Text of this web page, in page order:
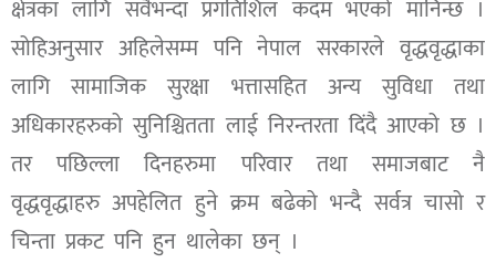
क्षेत्रका लागि सवैभन्दा प्रगतिशिल कदम भएको मानिन्छ ।
सोहिअनुसार अहिलेसम्म पनि नेपाल सरकारले वृद्धवृद्धाका
लागि सामाजिक सुरक्षा भत्तासहित अन्य सुविधा तथा
अधिकारहरुको सुनिश्चितता लाई निरन्तरता दिंदै आएको छ ।
तर पछिल्ला दिनहरुमा परिवार तथा समाजबाट नै
वृद्धवृद्धाहरु अपहेलित हुने क्रम बढेको भन्दै सर्वत्र चासो र
चिन्ता प्रकट पनि हुन थालेका छन् ।